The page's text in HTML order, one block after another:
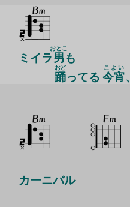
ミイラ男
おとこ
も
踊
おど
ってる今宵
こよい
カーニバル